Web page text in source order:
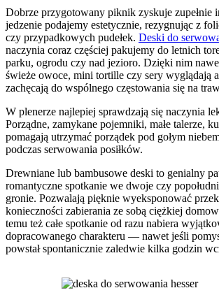
Dobrze przygotowany piknik zyskuje zupełnie
jedzenie podajemy estetycznie, rezygnując z
czy przypadkowych pudełek. Deski do
naczynia coraz częściej pakujemy do letnich
parku, ogrodu czy nad jezioro. Dzięki nim
świeże owoce, mini tortille czy sery wyglądają
zachęcają do wspólnego częstowania się na
W plenerze najlepiej sprawdzają się naczynia
Porządne, zamykane pojemniki, małe talerze,
pomagają utrzymać porządek pod gołym
podczas serwowania posiłków.
Drewniane lub bambusowe deski to genialny
romantyczne spotkanie we dwoje czy
gronie. Pozwalają pięknie wyeksponować
konieczności zabierania ze sobą ciężkiej
temu też całe spotkanie od razu nabiera
dopracowanego charakteru — nawet jeśli
powstał spontanicznie zaledwie kilka godzin